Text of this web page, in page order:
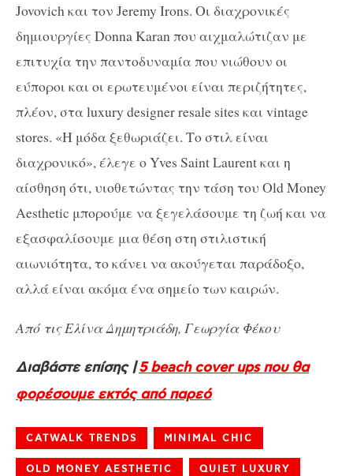
Jovovichκαι τον Jeremy Irons. Οι διαχρονικές
δημιουργίες Donna Karanπου αιχμαλώτιζαν με
επιτυχία την παντοδυναμία που νιώθουν οι
εύποροι και οι ερωτευμένοι είναι περιζήτητες,
πλέον, σταluxury designerresale sites και vintage
stores. «Η μόδα ξεθωριάζει. Το στιλ είναι
διαχρονικό», έλεγε οYves Saint Laurentκαι η
αίσθηση ότι, υιοθετώντας την τάση του Old Money
Aesthetic μπορούμε να ξεγελάσουμε τη ζωή και να
εξασφαλίσουμε μια θέση στη στιλιστική
αιωνιότητα, το κάνει να ακούγεται παράδοξο,
αλλά είναι ακόμα ένα σημείο των καιρών.
Από τις Ελίνα Δημητριάδη, Γεωργία Φέκου
Διαβάστε επίσης |5 beach cover ups που θα
φορέσουμε εκτός από παρεό
CATWALK TRENDS MINIMAL CHIC
OLD MONEY AESTHETIC QUIET LUXURY